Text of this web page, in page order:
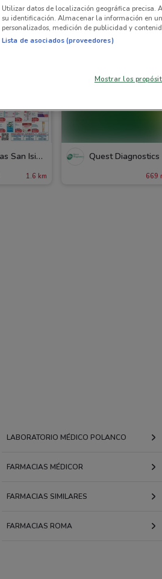
Farmacias San Isidro y San Borja
1.6 km
Quest Diagnostics
669
LABORATORIO MÉDICO POLANCO
FARMACIAS MÉDICOR
FARMACIAS SIMILARES
FARMACIAS ROMA
Utilizar datos de localización geográfica precisa.
su identificación. Almacenar la información en
personalizados, medición de publicidad y
Lista de asociados (proveedores)
Mostrar los